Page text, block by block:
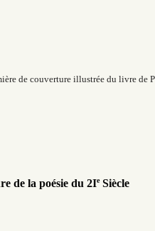
de couverture illustrée du livre de
de la poésie du 2Ie Siècle